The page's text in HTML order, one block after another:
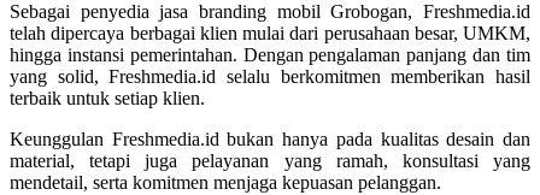
Sebagai penyedia jasa branding mobil Grobogan, Freshmedia.id
telah dipercaya berbagai klien mulai dari perusahaan besar, UMKM,
hingga instansi pemerintahan. Dengan pengalaman panjang dan tim
yang solid, Freshmedia.id selalu berkomitmen memberikan hasil
terbaik untuk setiap klien.
Keunggulan Freshmedia.id bukan hanya pada kualitas desain dan
material, tetapi juga pelayanan yang ramah, konsultasi yang
mendetail, serta komitmen menjaga kepuasan pelanggan.